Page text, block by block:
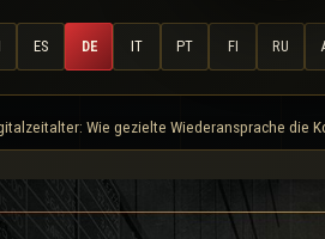
ES DE IT PT FI RU
Wie gezielte Wiederansprache die